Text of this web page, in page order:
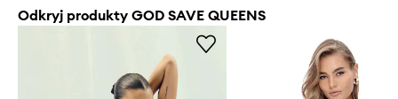
Odkryj produkty GOD SAVE QUEENS